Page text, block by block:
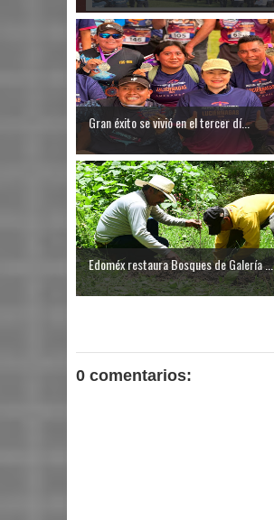
Gran éxito se vivió en el tercer dí...
Edoméx restaura Bosques de Galería ...
0 comentarios: